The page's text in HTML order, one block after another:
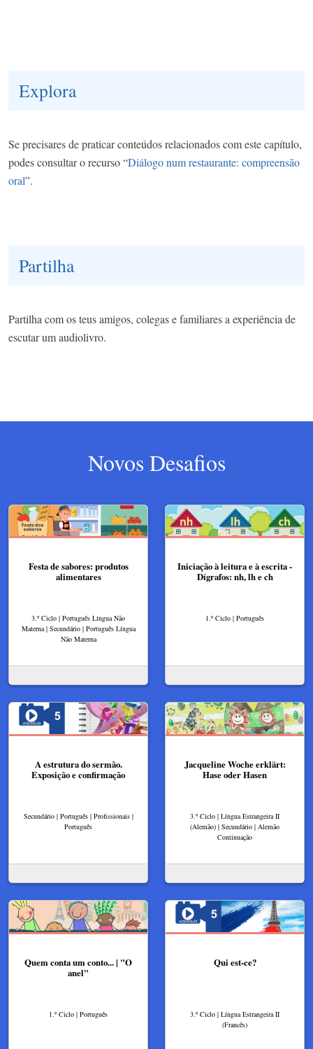
Explora
Se precisares de praticar conteúdos relacionados com este capítulo,
podes consultar o recurso “Diálogo num restaurante: compreensão
oral”.
Partilha
Partilha com os teus amigos, colegas e familiares a experiência de
escutar um audiolivro.
Novos Desafios
Festa de sabores: produtos
alimentares
3.º Ciclo | Português Língua Não
Materna | Secundário | Português Língua
Não Materna
Iniciação à leitura e à escrita -
Dígrafos: nh, lh e ch
1.º Ciclo | Português
A estrutura do sermão.
Exposição e confirmação
Secundário | Português | Profissionais |
Português
Jacqueline Woche erklärt:
Hase oder Hasen
3.º Ciclo | Língua Estrangeira II
(Alemão) | Secundário | Alemão
Continuação
Quem conta um conto... | "O
anel"
1.º Ciclo | Português
Qui est-ce?
3.º Ciclo | Língua Estrangeira II
(Francês)